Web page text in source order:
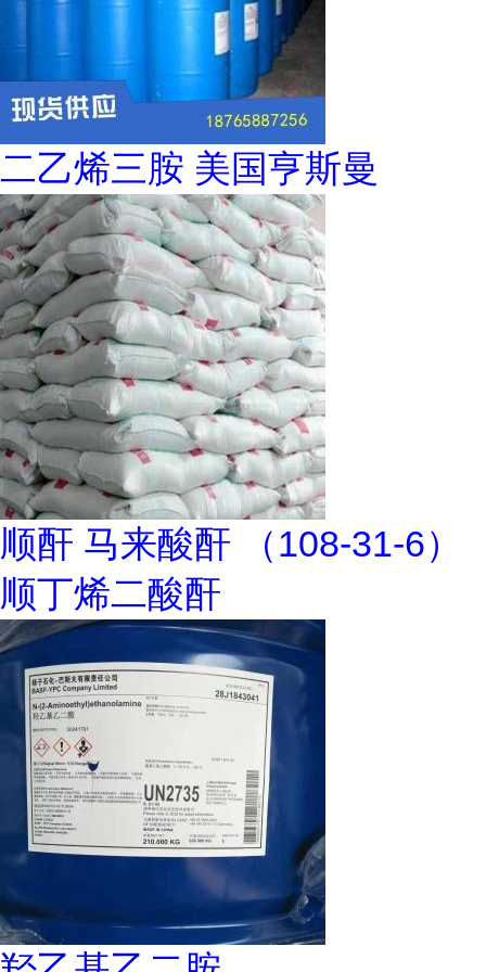
二乙烯三胺 美国亨斯曼
顺酐 马来酸酐 （108-31-6）
顺丁烯二酸酐